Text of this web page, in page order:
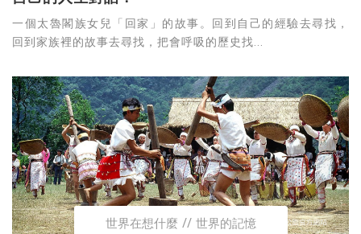
一個太魯閣族女兒「回家」的故事。回到自己的經驗去尋找，
回到家族裡的故事去尋找，把會呼吸的歷史找...
世界在想什麼 世界的記憶